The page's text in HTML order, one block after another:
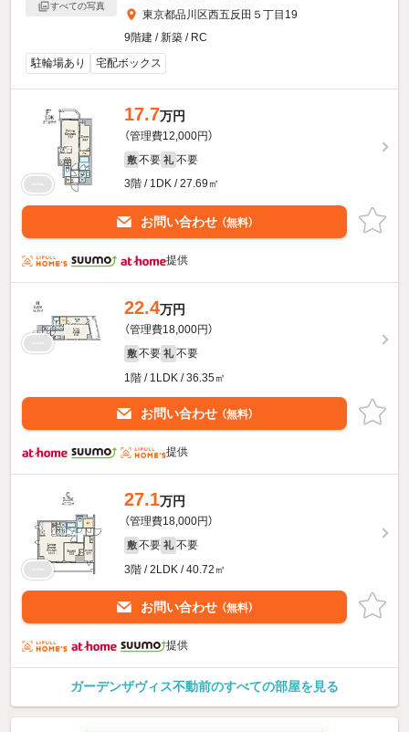
すべての写真
東京都品川区西五反田５丁目19
9階建 / 新築 / RC
駐輪場あり
宅配ボックス
17.7万円
（管理費12,000円）
敷 不要 礼 不要
3階 / 1DK / 27.69㎡
お問い合わせ （無料）
提供
22.4万円
（管理費18,000円）
敷 不要 礼 不要
1階 / 1LDK / 36.35㎡
お問い合わせ （無料）
提供
27.1万円
（管理費18,000円）
敷 不要 礼 不要
3階 / 2LDK / 40.72㎡
お問い合わせ （無料）
提供
ガーデンザヴィス不動前のすべての部屋を見る